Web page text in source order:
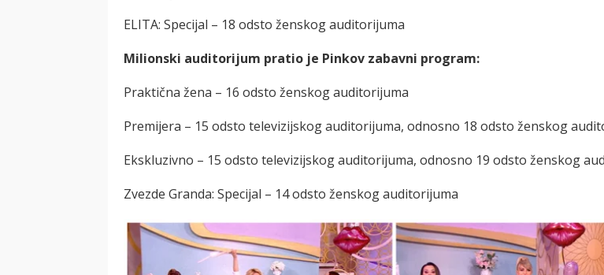
ELITA: Specijal – 18 odsto ženskog auditorijuma
Milionski auditorijum pratio je Pinkov zabavni program:
Praktična žena – 16 odsto ženskog auditorijuma
Premijera – 15 odsto televizijskog auditorijuma, odnosno 18 odsto ženskog
Ekskluzivno – 15 odsto televizijskog auditorijuma, odnosno 19 odsto ženskog
Zvezde Granda: Specijal – 14 odsto ženskog auditorijuma